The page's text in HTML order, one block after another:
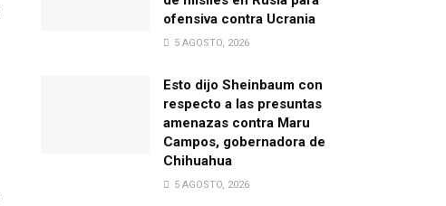
ofensiva contra Ucrania
5 AGOSTO, 2026
Esto dijo Sheinbaum con
respecto a las presuntas
amenazas contra Maru
Campos, gobernadora de
Chihuahua
5 AGOSTO, 2026